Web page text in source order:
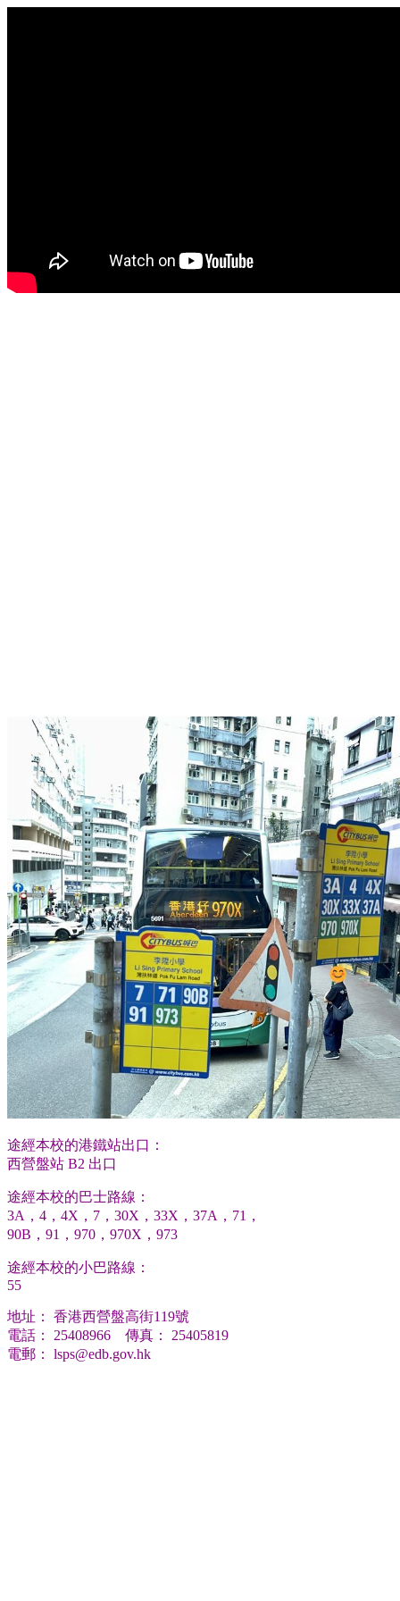
途經本校的港鐵站出口：
西營盤站 B2 出口
途經本校的巴士路線：
3A，4，4X，7，30X，33X，37A，71，
90B，91，970，970X，973
途經本校的小巴路線：
55
地址： 香港西營盤高街119號
電話： 25408966 傳真： 25405819
電郵： lsps@edb.gov.hk